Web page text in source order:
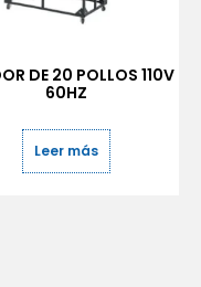
DE 20 POLLOS 110V
60HZ
Leer más